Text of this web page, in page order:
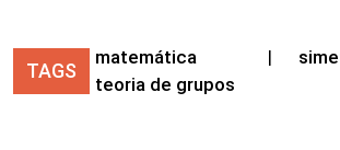
TAGS
matemática |
teoria de grupos